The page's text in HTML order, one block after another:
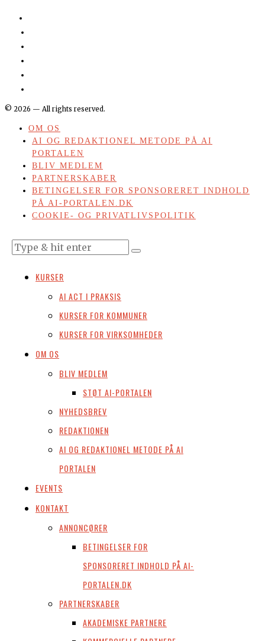
© 2026 — All rights reserved.
OM OS
AI OG REDAKTIONEL METODE PÅ AI
PORTALEN
BLIV MEDLEM
PARTNERSKABER
BETINGELSER FOR SPONSORERET INDHOLD
PÅ AI-PORTALEN.DK
COOKIE- OG PRIVATLIVSPOLITIK
KURSER
AI ACT I PRAKSIS
KURSER FOR KOMMUNER
KURSER FOR VIRKSOMHEDER
OM OS
BLIV MEDLEM
STØT AI-PORTALEN
NYHEDSBREV
REDAKTIONEN
AI OG REDAKTIONEL METODE PÅ AI
PORTALEN
EVENTS
KONTAKT
ANNONCØRER
BETINGELSER FOR
SPONSORERET INDHOLD PÅ AI-
PORTALEN.DK
PARTNERSKABER
AKADEMISKE PARTNERE